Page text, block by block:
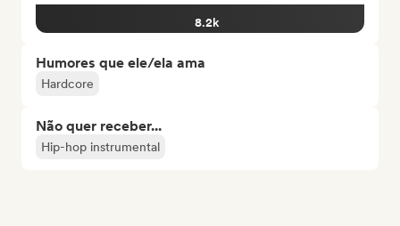
8.2k
Humores que ele/ela ama
Hardcore
Não quer receber...
Hip-hop instrumental